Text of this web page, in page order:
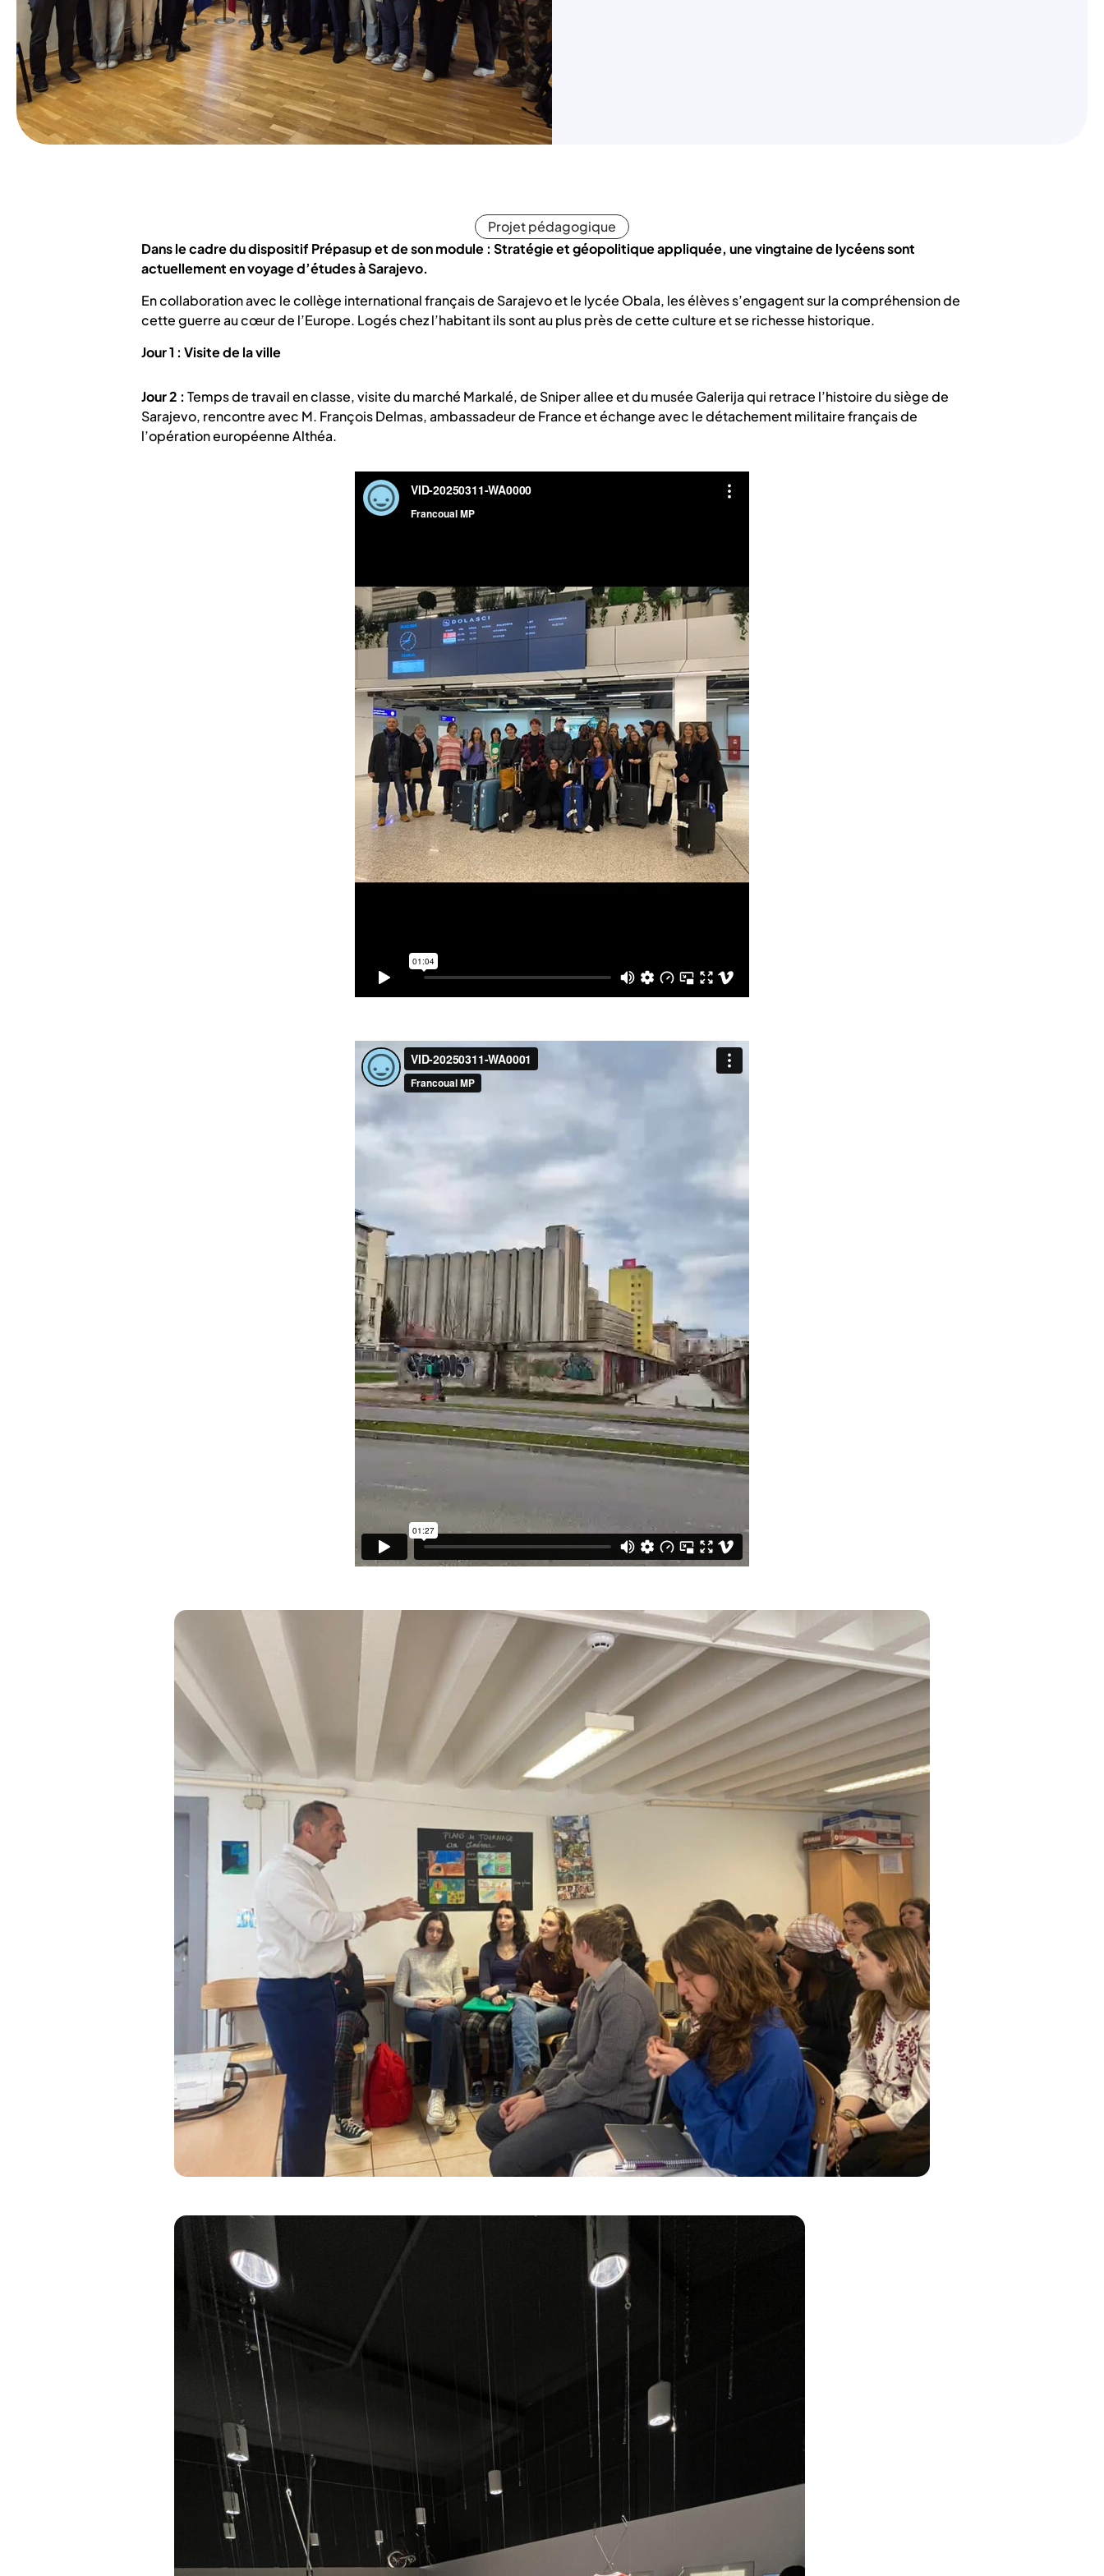
Projet pédagogique
Dans le cadre du dispositif Prépasup et de son module : Stratégie et géopolitique appliquée, une vingtaine de lycéens sont
actuellement en voyage d’études à Sarajevo.
En collaboration avec le collège international français de Sarajevo et le lycée Obala, les élèves s’engagent sur la compréhension de
cette guerre au cœur de l’Europe. Logés chez l’habitant ils sont au plus près de cette culture et se richesse historique.
Jour 1 : Visite de la ville
Jour 2 : Temps de travail en classe, visite du marché Markalé, de Sniper allee et du musée Galerija qui retrace l’histoire du siège de
Sarajevo, rencontre avec M. François Delmas, ambassadeur de France et échange avec le détachement militaire français de
l’opération européenne Althéa.